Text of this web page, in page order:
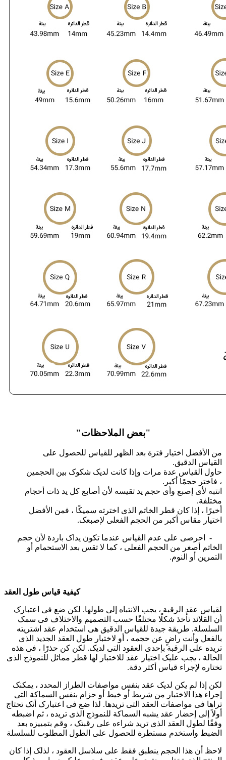
"بعض الملاحظات"
من الأفضل اختیار فترة بعد الظهر للقیاس للحصول على
القیاس الدقیق.
حاول القیاس عدة مرات وإذا کانت لدیک شکوک بین الحجمین
، فاختر حجمًا أکبر.
انتبه لأی إصبع وأی حجم ید تقیسه لأن أصابع کل ید ذات أحجام
مختلفة.
أخیرًا ، إذا کان قطر الخاتم الذی اخترته سمیکًا ، فمن الأفضل
اختیار مقاس أکبر من الحجم الفعلی لإصبعک.
- احرصی على عدم القیاس عندما تکون یداک باردة لأن حجم
الخاتم أصغر من الحجم الفعلی ، کما لا تقس بعد الاستحمام أو
التمرین أو النوم.
کیفیة قیاس طول العقد
لقیاس عقد الرقبة ، یجب الانتباه إلى طولها. لکن ضع فی اعتبارک
أن القلائد تأخذ شکلًا مختلفًا حسب التصمیم والاختلاف فی سمک
السلسلة. طریقة جیدة للقیاس الدقیق هی استخدام عقد اشتریته
بالفعل وأنت راضٍ عن حجمه ، أو لاختبار طول العقد الجدید الذی
تریده على الرقبة بإحدى العقود التی لدیک. لکن کن حذرًا ، فی هذه
الحالة ، یجب علیک اختیار عقد للاختبار لها قطر مماثل للنموذج الذی
تختاره لإجراء قیاس أکثر دقة.
لکن إذا لم یکن لدیک عقد بنفس مواصفات الطراز المحدد ، یمکنک
إجراء هذا الاختبار من شریط أو خیط أو حزام بنفس السماکة التی
تراها فی مواصفات العقد التی تریدها. لذا ضع فی اعتبارک أنک تحتاج
أولاً إلى إحضار عقد یشبه السماکة للنموذج الذی تریده ، ثم اضبطه
وفقًا لطول العقد الذی ترید شراءه على رقبتک ، وقم بتمییزه بعد
الضبط واستخدم مستطرة للحصول علی الطول المطلوب للسلسلة
لاحظ أن هذا الحجم ینطبق فقط على سلاسل العقود ، لذلک إذا کان